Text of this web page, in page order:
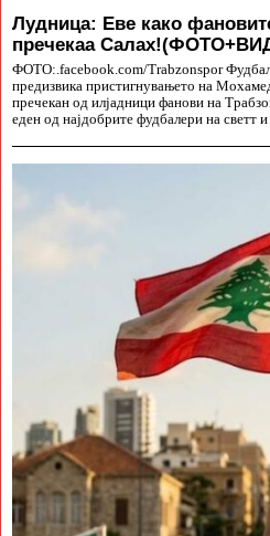
Лудница: Еве како
пречекаа
ФОТО:.facebook.com/Trabzonspor
предизвика пристигнувањето на
пречекан од илјадници фанови на
еден од најдобрите фудбалери на светт